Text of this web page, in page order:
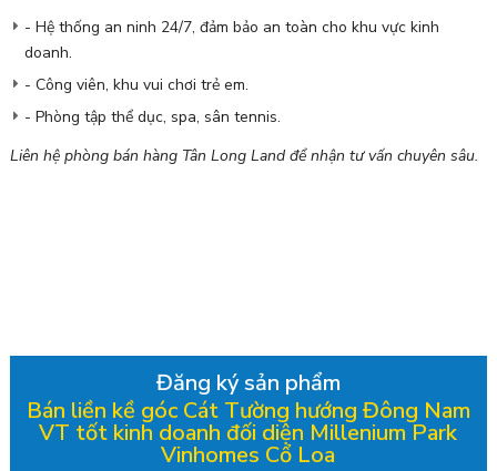
- Hệ thống an ninh 24/7, đảm bảo an toàn cho khu vực kinh
doanh.
- Công viên, khu vui chơi trẻ em.
- Phòng tập thể dục, spa, sân tennis.
Liên hệ phòng bán hàng Tân Long Land để nhận tư vấn chuyên sâu.
Đăng ký sản phẩm
Bán liền kề góc Cát Tường hướng Đông Nam
VT tốt kinh doanh đối diện Millenium Park
Vinhomes Cổ Loa